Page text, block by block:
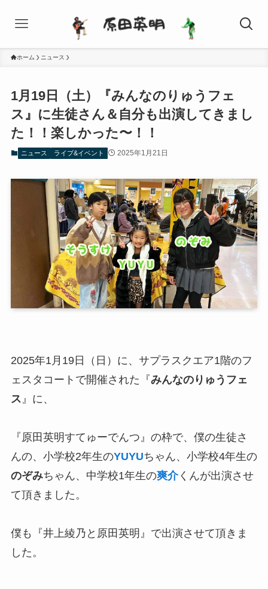
ホーム ニュース
1月19日（土）『みんなのりゅうフェ
ス』に生徒さん＆自分も出演してきまし
た！！楽しかった〜！！
ニュース ライブ&イベント 2025年1月21日
2025年1月19日（日）に、サプラスクエア1階のフ
ェスタコートで開催された『みんなのりゅうフェ
ス』に、
『原田英明すてゅーでんつ』の枠で、僕の生徒さ
んの、小学校2年生のYUYUちゃん、小学校4年生の
のぞみちゃん、中学校1年生の爽介くんが出演させ
て頂きました。
僕も『井上綾乃と原田英明』で出演させて頂きま
した。